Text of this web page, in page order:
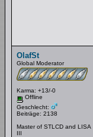
OlafSt
Global Moderator
Karma: +13/-0
Offline
Geschlecht:
Beiträge: 2138
Master of STLCD and LISA
III